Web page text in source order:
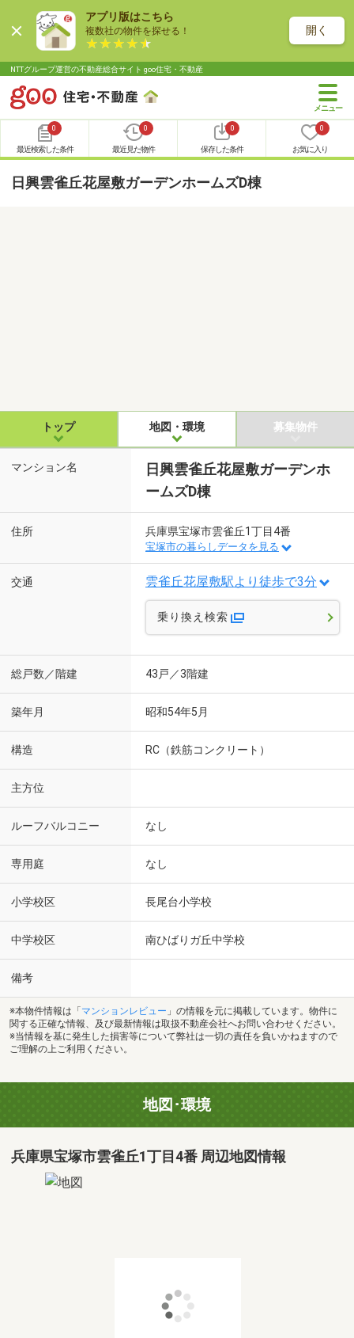
アプリ版はこちら
複数社の物件を探せる！ 開く
NTTグループ運営の不動産総合サイト goo住宅・不動産
0
最近検索した条件
0
最近見た物件
0
保存した条件
0
お気に入り
日興雲雀丘花屋敷ガーデンホームズD棟
トップ 地図・環境 募集物件
マンション名
日興雲雀丘花屋敷ガーデンホ
ームズD棟
住所 兵庫県宝塚市雲雀丘1丁目4番
宝塚市の暮らしデータを見る
交通 雲雀丘花屋敷駅より徒歩で3分
乗り換え検索
総戸数／階建 43戸／3階建
築年月 昭和54年5月
構造 RC（鉄筋コンクリート）
主方位
ルーフバルコニー なし
専用庭 なし
小学校区 長尾台小学校
中学校区 南ひばりガ丘中学校
備考
※本物件情報は「 マンションレビュー 」の情報を元に掲載しています。物件に
関する正確な情報、及び最新情報は取扱不動産会社へお問い合わせください。
※当情報を基に発生した損害等について弊社は一切の責任を負いかねますので
ご理解の上ご利用ください。
地図･環境
兵庫県宝塚市雲雀丘1丁目4番 周辺地図情報